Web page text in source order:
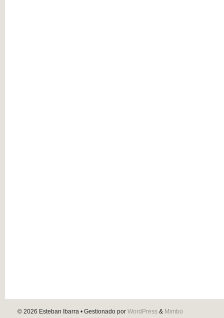
© 2026 Esteban Ibarra • Gestionado por WordPress & Mimbo